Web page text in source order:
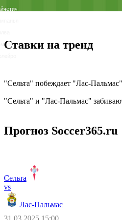
Ставки на тренд
"Сельта" побеждает "Лас-
"Сельта" и "Лас-Пальмас"
Прогноз Soccer365.ru
Сельта
vs
Лас-Пальмас